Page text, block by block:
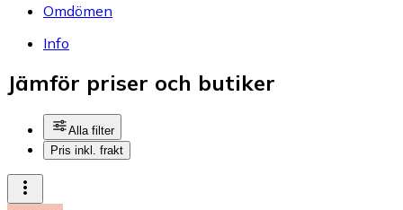
Omdömen
Info
Jämför priser och butiker
Alla filter
Pris inkl. frakt